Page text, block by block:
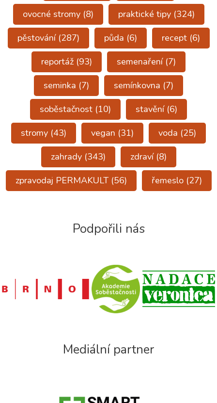
ovocné stromy(8) praktické tipy(324)
pěstování(287) půda (6) recept(6)
reportáž (93) semenaření(7)
seminka (7) semínkovna (7)
soběstačnost (10) stavění(6)
stromy (43) vegan (31) voda (25)
zahrady(343) zdraví(8)
zpravodaj PERMAKULT(56) řemeslo(27)
Podpořili nás
Mediální partner